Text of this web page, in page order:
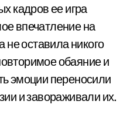
кадров ее игра
впечатление на
не оставила никого
обаяние и
эмоции переносили
и завораживали их.